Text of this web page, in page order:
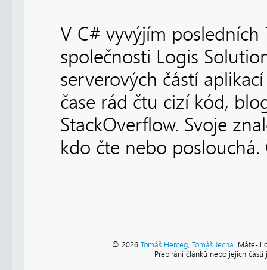
V C# vyvýjím
společnosti Logis
serverových částí
čase rád čtu cizí kód,
StackOverflow. Svoje
kdo čte nebo poslouchá.
© 2026Tomáš Herceg,Tomáš Jecha. Máte-li
Přebírání článků nebo jejich